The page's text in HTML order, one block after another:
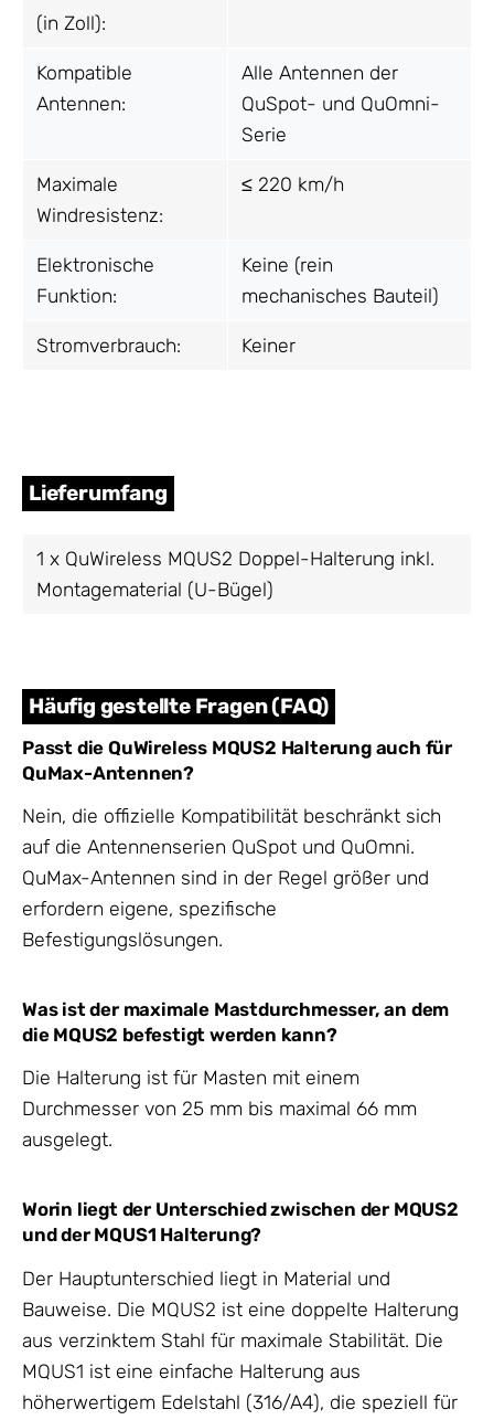
(in Zoll):
Kompatible
Antennen:
Alle Antennen der
QuSpot- und QuOmni-
Serie
Maximale
Windresistenz:
≤ 220 km/h
Elektronische
Funktion:
Keine (rein
mechanisches Bauteil)
Stromverbrauch: Keiner
Lieferumfang
1 x QuWireless MQUS2 Doppel-Halterung inkl.
Montagematerial (U-Bügel)
Häufig gestellte Fragen (FAQ)
Passt die QuWireless MQUS2 Halterung auch für
QuMax-Antennen?
Nein, die offizielle Kompatibilität beschränkt sich
auf die Antennenserien QuSpot und QuOmni.
QuMax-Antennen sind in der Regel größer und
erfordern eigene, spezifische
Befestigungslösungen.
Was ist der maximale Mastdurchmesser, an dem
die MQUS2 befestigt werden kann?
Die Halterung ist für Masten mit einem
Durchmesser von 25 mm bis maximal 66 mm
ausgelegt.
Worin liegt der Unterschied zwischen der MQUS2
und der MQUS1 Halterung?
Der Hauptunterschied liegt in Material und
Bauweise. Die MQUS2 ist eine doppelte Halterung
aus verzinktem Stahl für maximale Stabilität. Die
MQUS1 ist eine einfache Halterung aus
höherwertigem Edelstahl (316/A4), die speziell für